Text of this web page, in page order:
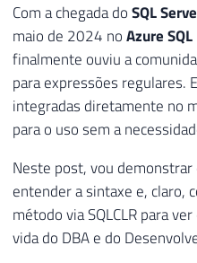
Com a chegada doSQL
maio de 2024 noAzure
finalmente ouviu a
para expressões regulares.
integradas diretamente no
para o uso sem a
Neste post, vou demonstrar
entender a sintaxe e, claro,
método via SQLCLR para
vida do DBA e do